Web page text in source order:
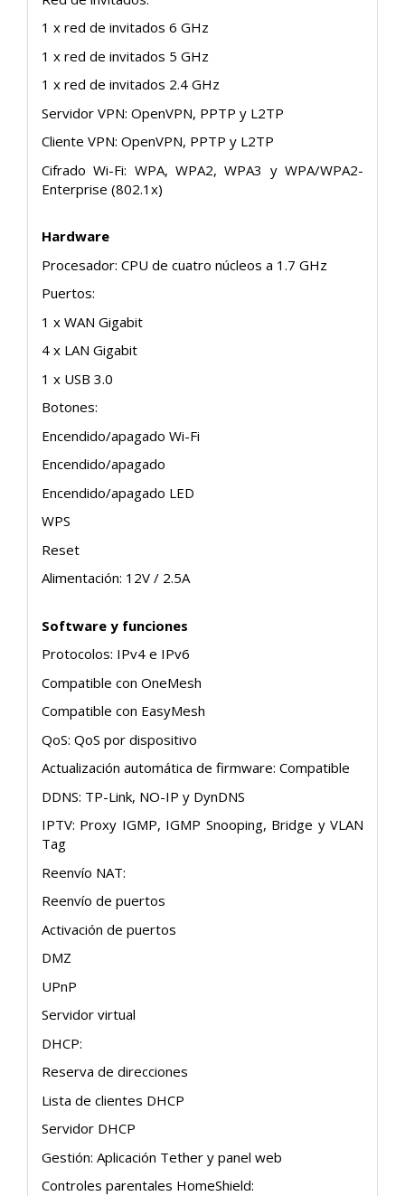
1 x red de invitados 6 GHz
1 x red de invitados 5 GHz
1 x red de invitados 2.4 GHz
Servidor VPN: OpenVPN, PPTP y L2TP
Cliente VPN: OpenVPN, PPTP y L2TP
Cifrado Wi-Fi: WPA, WPA2, WPA3 y WPA/WPA2-
Enterprise (802.1x)
Hardware
Procesador: CPU de cuatro núcleos a 1.7 GHz
Puertos:
1 x WAN Gigabit
4 x LAN Gigabit
1 x USB 3.0
Botones:
Encendido/apagado Wi-Fi
Encendido/apagado
Encendido/apagado LED
WPS
Reset
Alimentación: 12V / 2.5A
Software y funciones
Protocolos: IPv4 e IPv6
Compatible con OneMesh
Compatible con EasyMesh
QoS: QoS por dispositivo
Actualización automática de firmware: Compatible
DDNS: TP-Link, NO-IP y DynDNS
IPTV: Proxy IGMP, IGMP Snooping, Bridge y VLAN
Tag
Reenvío NAT:
Reenvío de puertos
Activación de puertos
DMZ
UPnP
Servidor virtual
DHCP:
Reserva de direcciones
Lista de clientes DHCP
Servidor DHCP
Gestión: Aplicación Tether y panel web
Controles parentales HomeShield: